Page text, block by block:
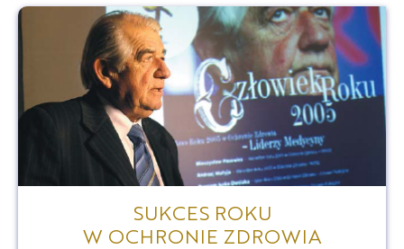
SUKCES ROKU
W OCHRONIE ZDROWIA